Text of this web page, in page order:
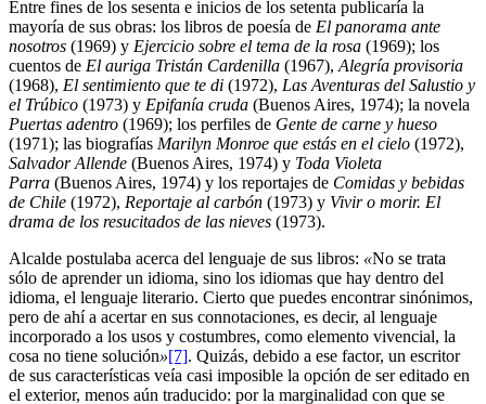
Entre fines de los sesenta e inicios de los setenta publicaría la
mayoría de sus obras: los libros de poesía de El panorama ante
nosotros (1969) y Ejercicio sobre el tema de la rosa (1969); los
cuentos de El auriga Tristán Cardenilla (1967), Alegría provisoria
(1968), El sentimiento que te di (1972), Las Aventuras del Salustio y
el Trúbico (1973) y Epifanía cruda (Buenos Aires, 1974); la novela
Puertas adentro (1969); los perfiles de Gente de carne y hueso
(1971); las biografías Marilyn Monroe que estás en el cielo (1972),
Salvador Allende (Buenos Aires, 1974) y Toda Violeta
Parra (Buenos Aires, 1974) y los reportajes de Comidas y bebidas
de Chile (1972), Reportaje al carbón (1973) y Vivir o morir. El
drama de los resucitados de las nieves (1973).
Alcalde postulaba acerca del lenguaje de sus libros: «No se trata
sólo de aprender un idioma, sino los idiomas que hay dentro del
idioma, el lenguaje literario. Cierto que puedes encontrar sinónimos,
pero de ahí a acertar en sus connotaciones, es decir, al lenguaje
incorporado a los usos y costumbres, como elemento vivencial, la
cosa no tiene solución»[7]. Quizás, debido a ese factor, un escritor
de sus características veía casi imposible la opción de ser editado en
el exterior, menos aún traducido: por la marginalidad con que se